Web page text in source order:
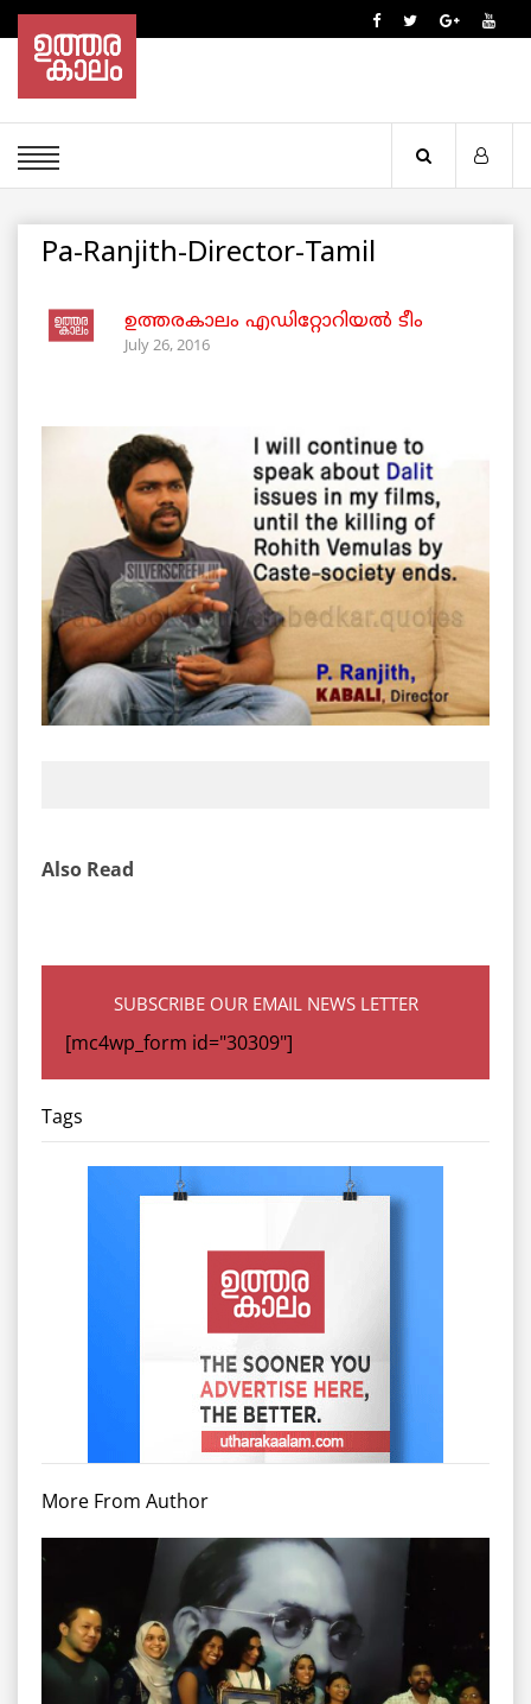
Pa-Ranjith-Director-Tamil
ഉത്തരകാലം എഡിറ്റോറിയല്‍ ടീം
July 26, 2016
Also Read
SUBSCRIBE OUR EMAIL NEWS LETTER
[mc4wp_form id="30309"]
Tags
More From Author